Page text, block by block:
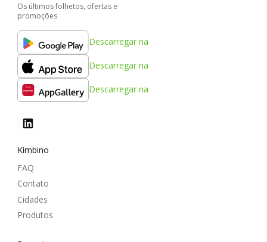
Os últimos folhetos, ofertas e
promoções
Descarregar na
Descarregar na
Descarregar na
Kimbino
FAQ
Contato
Cidades
Produtos